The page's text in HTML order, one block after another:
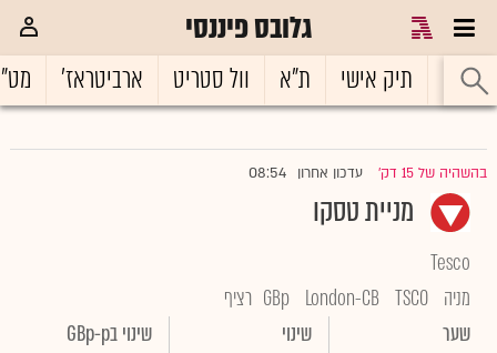
גלובס פיננסי
ראשי תיק אישי ת"א וול סטריט ארביטראז'
בהשהיה של 15 דק' עדכון אחרון 08:54
מניית טסקו
Tesco
מניה TSCO
London-CB
GBp רציף
שער
שינוי שינוי בGBp-p